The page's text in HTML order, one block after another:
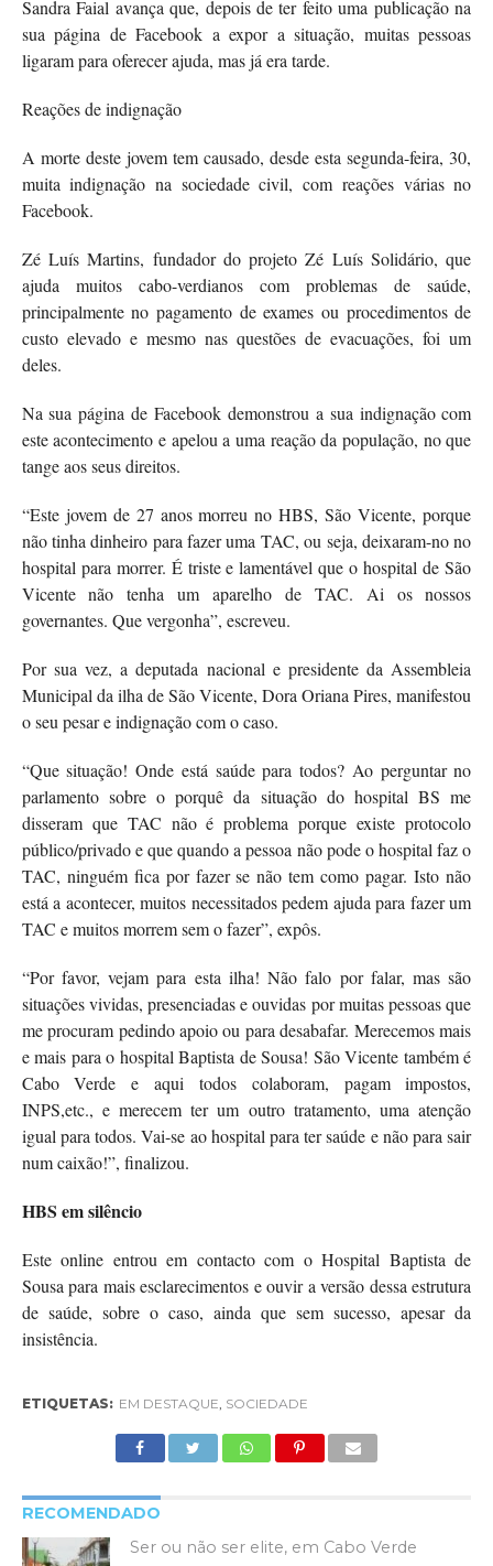
Sandra Faial avança que, depois de ter feito uma publicação na
sua página de Facebook a expor a situação, muitas pessoas
ligaram para oferecer ajuda, mas já era tarde.
Reações de indignação
A morte deste jovem tem causado, desde esta segunda-feira, 30,
muita indignação na sociedade civil, com reações várias no
Facebook.
Zé Luís Martins, fundador do projeto Zé Luís Solidário, que
ajuda muitos cabo-verdianos com problemas de saúde,
principalmente no pagamento de exames ou procedimentos de
custo elevado e mesmo nas questões de evacuações, foi um
deles.
Na sua página de Facebook demonstrou a sua indignação com
este acontecimento e apelou a uma reação da população, no que
tange aos seus direitos.
“Este jovem de 27 anos morreu no HBS, São Vicente, porque
não tinha dinheiro para fazer uma TAC, ou seja, deixaram-no no
hospital para morrer. É triste e lamentável que o hospital de São
Vicente não tenha um aparelho de TAC. Ai os nossos
governantes. Que vergonha”, escreveu.
Por sua vez, a deputada nacional e presidente da Assembleia
Municipal da ilha de São Vicente, Dora Oriana Pires, manifestou
o seu pesar e indignação com o caso.
“Que situação! Onde está saúde para todos? Ao perguntar no
parlamento sobre o porquê da situação do hospital BS me
disseram que TAC não é problema porque existe protocolo
público/privado e que quando a pessoa não pode o hospital faz o
TAC, ninguém fica por fazer se não tem como pagar. Isto não
está a acontecer, muitos necessitados pedem ajuda para fazer um
TAC e muitos morrem sem o fazer”, expôs.
“Por favor, vejam para esta ilha! Não falo por falar, mas são
situações vividas, presenciadas e ouvidas por muitas pessoas que
me procuram pedindo apoio ou para desabafar. Merecemos mais
e mais para o hospital Baptista de Sousa! São Vicente também é
Cabo Verde e aqui todos colaboram, pagam impostos,
INPS,etc., e merecem ter um outro tratamento, uma atenção
igual para todos. Vai-se ao hospital para ter saúde e não para sair
num caixão!”, finalizou.
HBS em silêncio
Este online entrou em contacto com o Hospital Baptista de
Sousa para mais esclarecimentos e ouvir a versão dessa estrutura
de saúde, sobre o caso, ainda que sem sucesso, apesar da
insistência.
ETIQUETAS: EM DESTAQUE, SOCIEDADE
RECOMENDADO
Ser ou não ser elite, em Cabo Verde